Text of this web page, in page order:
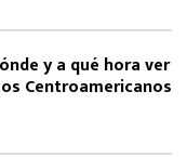
y a qué hora ver
Centroamericanos